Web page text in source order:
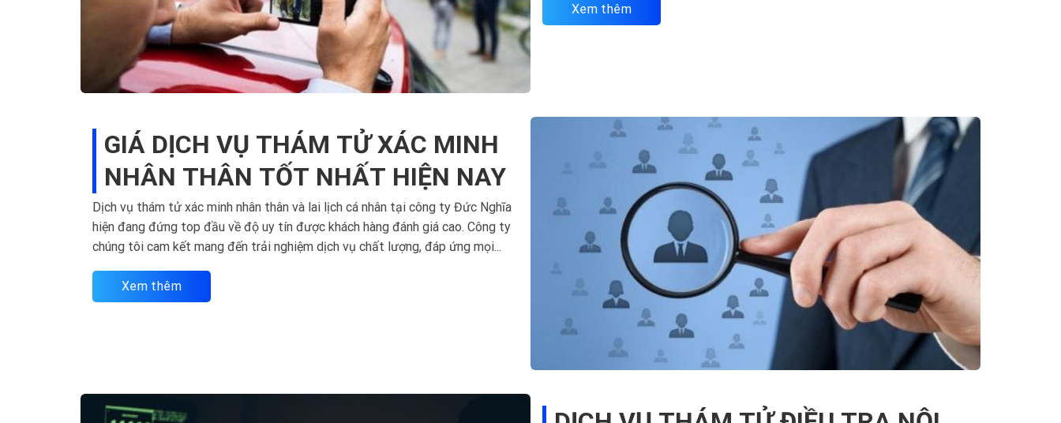
Xem thêm
GIÁ DỊCH VỤ THÁM TỬ XÁC MINH
NHÂN THÂN TỐT NHẤT HIỆN NAY
Dịch vụ thám tử xác minh nhân thân và lai lịch cá nhân tại công ty Đức Nghĩa
hiện đang đứng top đầu về độ uy tín được khách hàng đánh giá cao. Công ty
chúng tôi cam kết mang đến trải nghiệm dịch vụ chất lượng, đáp ứng mọi...
Xem thêm